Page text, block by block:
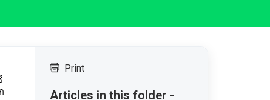
Print
Articles in this folder -